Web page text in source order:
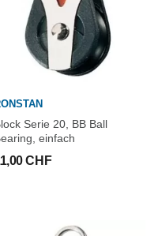
Serie 20, BB Ball
einfach
CHF